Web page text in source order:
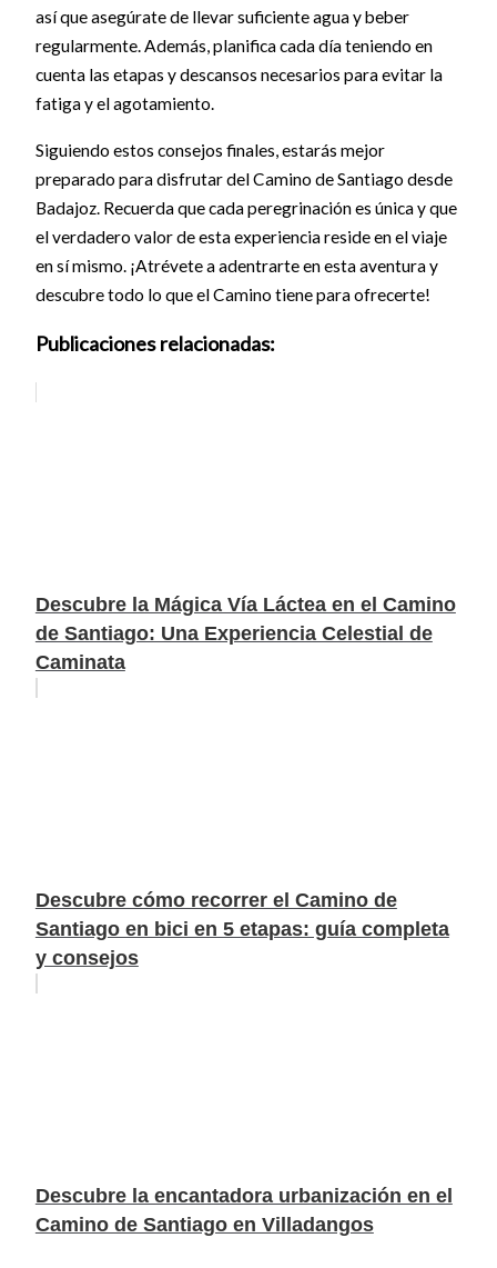
así que asegúrate de llevar suficiente agua y beber
regularmente. Además, planifica cada día teniendo en
cuenta las etapas y descansos necesarios para evitar la
fatiga y el agotamiento.
Siguiendo estos consejos finales, estarás mejor
preparado para disfrutar del Camino de Santiago desde
Badajoz. Recuerda que cada peregrinación es única y que
el verdadero valor de esta experiencia reside en el viaje
en sí mismo. ¡Atrévete a adentrarte en esta aventura y
descubre todo lo que el Camino tiene para ofrecerte!
Publicaciones relacionadas:
Descubre la Mágica Vía Láctea en el Camino
de Santiago: Una Experiencia Celestial de
Caminata
Descubre cómo recorrer el Camino de
Santiago en bici en 5 etapas: guía completa
y consejos
Descubre la encantadora urbanización en el
Camino de Santiago en Villadangos